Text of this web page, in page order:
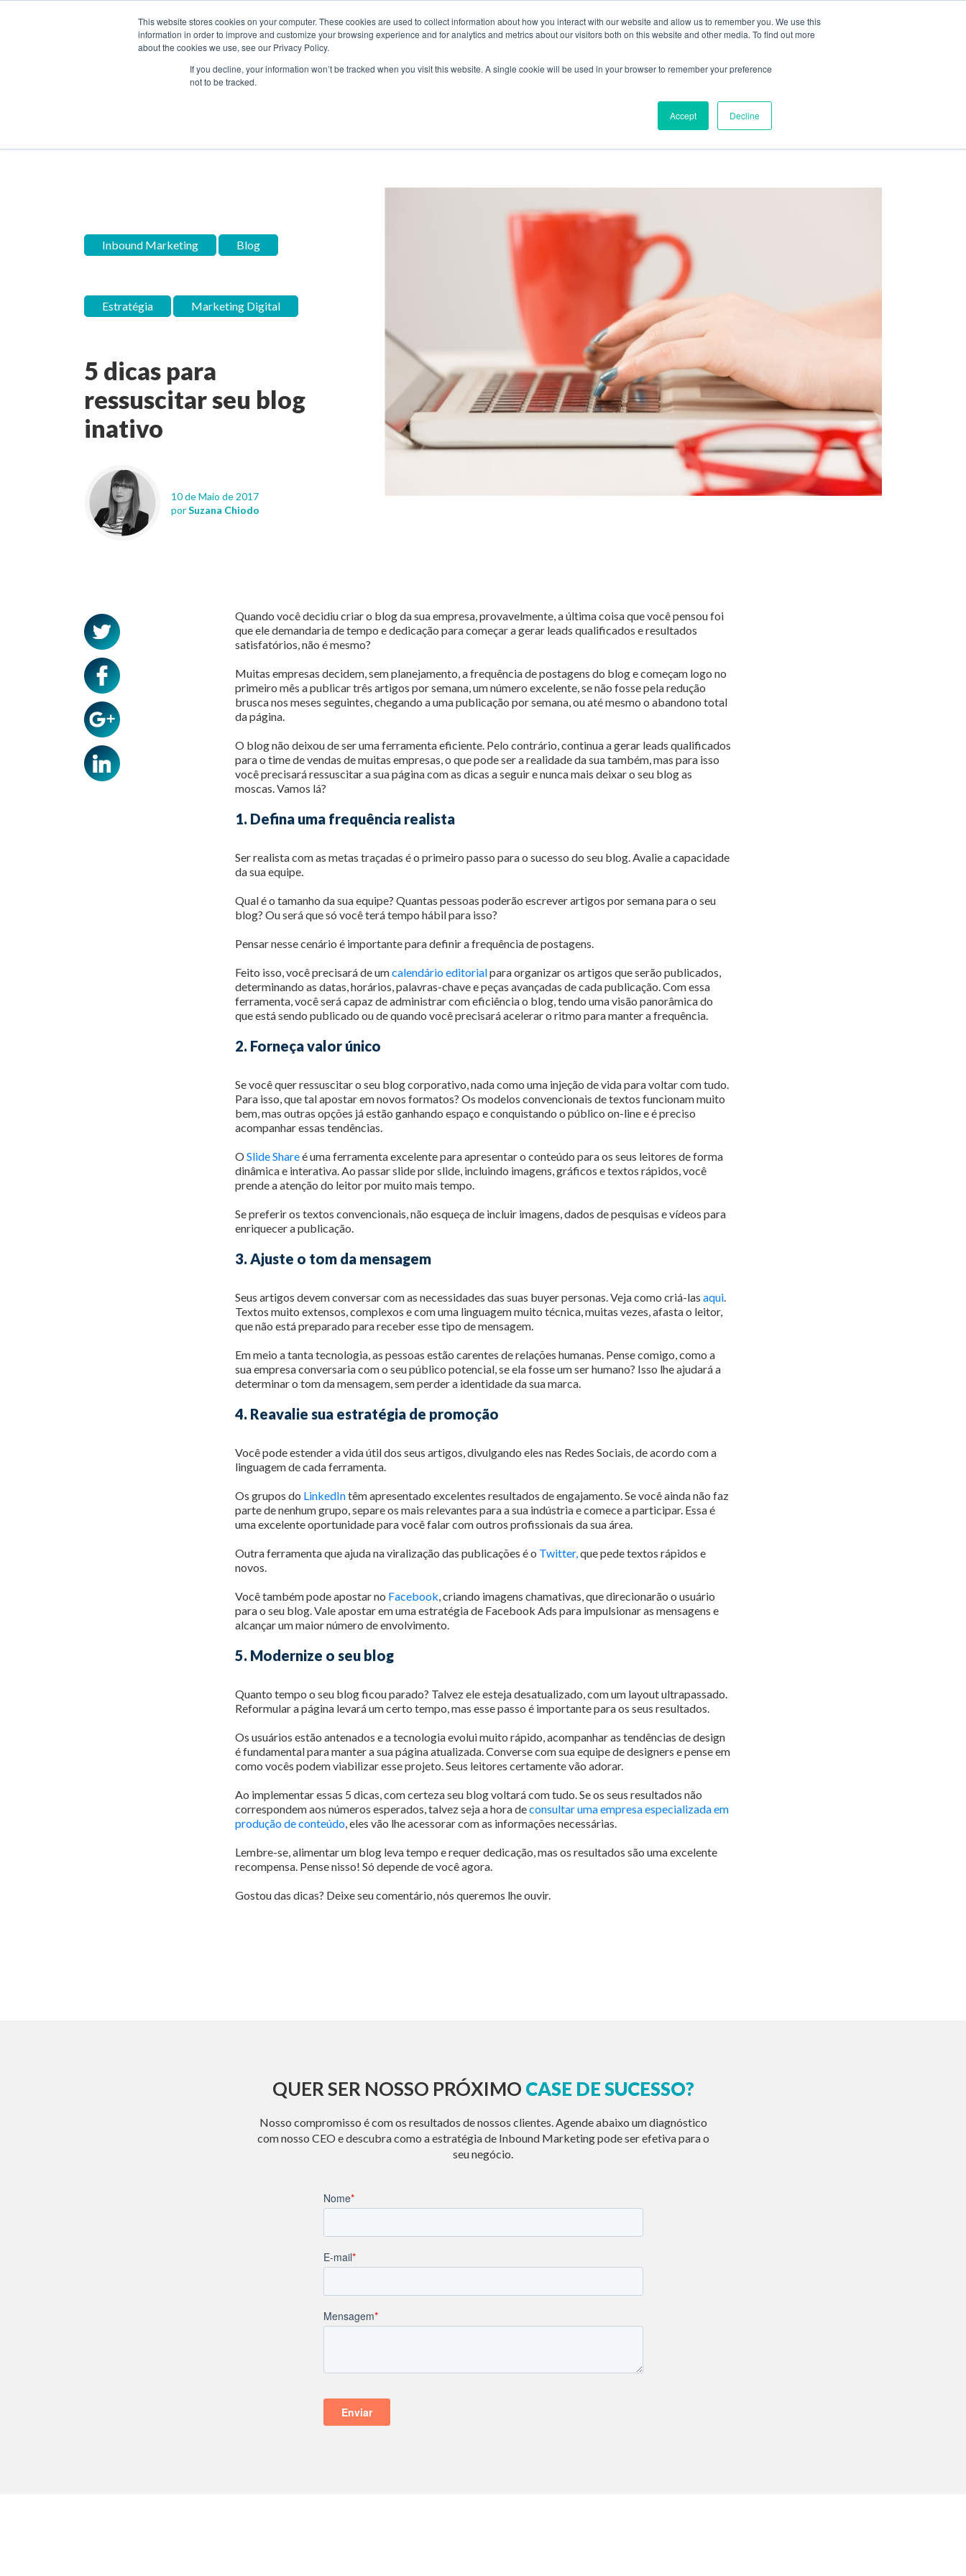
This website stores cookies on your computer. These cookies are used to collect information about how you interact with our website and allow us to remember you. We use this
information in order to improve and customize your browsing experience and for analytics and metrics about our visitors both on this website and other media. To find out more
about the cookies we use, see our Privacy Policy.
If you decline, your information won’t be tracked when you visit this website. A single cookie will be used in your browser to remember your preference
not to be tracked.
Accept Decline
SOLUÇÕES
Blog
Inbound Marketing Blog
Estratégia Marketing Digital
5 dicas para
ressuscitar seu blog
inativo
10 de Maio de 2017
porSuzana Chiodo
Quando você decidiu criar o blog da sua empresa, provavelmente, a última coisa que você pensou foi
que ele demandaria de tempo e dedicação para começar a gerar leads qualificados e resultados
satisfatórios, não é mesmo?
Muitas empresas decidem, sem planejamento, a frequência de postagens do blog e começam logo no
primeiro mês a publicar três artigos por semana, um número excelente, se não fosse pela redução
brusca nos meses seguintes, chegando a uma publicação por semana, ou até mesmo o abandono total
da página.
O blog não deixou de ser uma ferramenta eficiente. Pelo contrário, continua a gerar leads qualificados
para o time de vendas de muitas empresas, o que pode ser a realidade da sua também, mas para isso
você precisará ressuscitar a sua página com as dicas a seguir e nunca mais deixar o seu blog as
moscas. Vamos lá?
1. Defina uma frequência realista
Ser realista com as metas traçadas é o primeiro passo para o sucesso do seu blog. Avalie a capacidade
da sua equipe.
Qual é o tamanho da sua equipe? Quantas pessoas poderão escrever artigos por semana para o seu
blog? Ou será que só você terá tempo hábil para isso?
Pensar nesse cenário é importante para definir a frequência de postagens.
Feito isso, você precisará de umcalendário editorialpara organizar os artigos que serão publicados,
determinando as datas, horários, palavras-chave e peças avançadas de cada publicação. Com essa
ferramenta, você será capaz de administrar com eficiência o blog, tendo uma visão panorâmica do
que está sendo publicado ou de quando você precisará acelerar o ritmo para manter a frequência.
2. Forneça valor único
Se você quer ressuscitar o seu blog corporativo, nada como uma injeção de vida para voltar com tudo.
Para isso, que tal apostar em novos formatos? Os modelos convencionais de textos funcionam muito
bem, mas outras opções já estão ganhando espaço e conquistando o público on-line e é preciso
acompanhar essas tendências.
OSlide Shareé uma ferramenta excelente para apresentar o conteúdo para os seus leitores de forma
dinâmica e interativa. Ao passar slide por slide, incluindo imagens, gráficos e textos rápidos, você
prende a atenção do leitor por muito mais tempo.
Se preferir os textos convencionais, não esqueça de incluir imagens, dados de pesquisas e vídeos para
enriquecer a publicação.
3. Ajuste o tom da mensagem
Seus artigos devem conversar com as necessidades das suas buyer personas. Veja como criá-las aqui.
Textos muito extensos, complexos e com uma linguagem muito técnica, muitas vezes, afasta o leitor,
que não está preparado para receber esse tipo de mensagem.
Em meio a tanta tecnologia, as pessoas estão carentes de relações humanas. Pense comigo, como a
sua empresa conversaria com o seu público potencial, se ela fosse um ser humano? Isso lhe ajudará a
determinar o tom da mensagem, sem perder a identidade da sua marca.
4. Reavalie sua estratégia de promoção
Você pode estender a vida útil dos seus artigos, divulgando eles nas Redes Sociais, de acordo com a
linguagem de cada ferramenta.
Os grupos do LinkedIntêm apresentado excelentes resultados de engajamento. Se você ainda não faz
parte de nenhum grupo, separe os mais relevantes para a sua indústria e comece a participar. Essa é
uma excelente oportunidade para você falar com outros profissionais da sua área.
Outra ferramenta que ajuda na viralização das publicações é o Twitter,que pede textos rápidos e
novos.
Você também pode apostar no Facebook, criando imagens chamativas, que direcionarão o usuário
para o seu blog. Vale apostar em uma estratégia de Facebook Ads para impulsionar as mensagens e
alcançar um maior número de envolvimento.
5. Modernize o seu blog
Quanto tempo o seu blog ficou parado? Talvez ele esteja desatualizado, com um layout ultrapassado.
Reformular a página levará um certo tempo, mas esse passo é importante para os seus resultados.
Os usuários estão antenados e a tecnologia evolui muito rápido, acompanhar as tendências de design
é fundamental para manter a sua página atualizada. Converse com sua equipe de designers e pense em
como vocês podem viabilizar esse projeto. Seus leitores certamente vão adorar.
Ao implementar essas 5 dicas, com certeza seu blog voltará com tudo. Se os seus resultados não
correspondem aos números esperados, talvez seja a hora deconsultar uma empresa especializada em
produção de conteúdo, eles vão lhe acessorar com as informações necessárias.
Lembre-se, alimentar um blog leva tempo e requer dedicação, mas os resultados são uma excelente
recompensa. Pense nisso! Só depende de você agora.
Gostou das dicas? Deixe seu comentário, nós queremos lhe ouvir.
QUER SER NOSSO PRÓXIMO CASE DE SUCESSO?
Nosso compromisso é com os resultados de nossos clientes. Agende abaixo um diagnóstico
com nosso CEO e descubra como a estratégia de Inbound Marketing pode ser efetiva para o
seu negócio.